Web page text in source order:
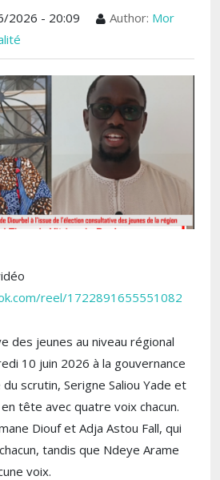
2026 - 20:09 Author: Mor
reel/1722891655551082
des jeunes au niveau régional
10 juin 2026 à la gouvernance
du scrutin, Serigne Saliou Yade et
tête avec quatre voix chacun.
Diouf et Adja Astou Fall, qui
tandis que Ndeye Arame
voix.